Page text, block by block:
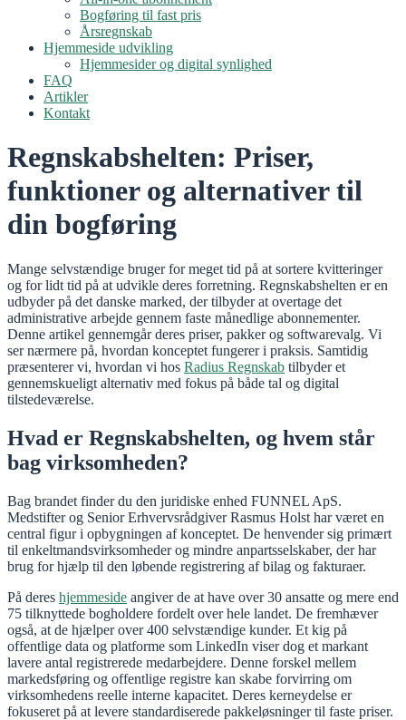
Bogføring til fast pris
Årsregnskab
Hjemmeside udvikling
Hjemmesider og digital synlighed
FAQ
Artikler
Kontakt
Regnskabshelten: Priser,
funktioner og alternativer til
din bogføring
Mange selvstændige bruger for meget tid på at sortere kvitteringer
og for lidt tid på at udvikle deres forretning. Regnskabshelten er en
udbyder på det danske marked, der tilbyder at overtage det
administrative arbejde gennem faste månedlige abonnementer.
Denne artikel gennemgår deres priser, pakker og softwarevalg. Vi
ser nærmere på, hvordan konceptet fungerer i praksis. Samtidig
præsenterer vi, hvordan vi hos Radius Regnskab tilbyder et
gennemskueligt alternativ med fokus på både tal og digital
tilstedeværelse.
Hvad er Regnskabshelten, og hvem står
bag virksomheden?
Bag brandet finder du den juridiske enhed FUNNEL ApS.
Medstifter og Senior Erhvervsrådgiver Rasmus Holst har været en
central figur i opbygningen af konceptet. De henvender sig primært
til enkeltmandsvirksomheder og mindre anpartsselskaber, der har
brug for hjælp til den løbende registrering af bilag og fakturaer.
På deres hjemmeside angiver de at have over 30 ansatte og mere end
75 tilknyttede bogholdere fordelt over hele landet. De fremhæver
også, at de hjælper over 400 selvstændige kunder. Et kig på
offentlige data og platforme som LinkedIn viser dog et markant
lavere antal registrerede medarbejdere. Denne forskel mellem
markedsføring og offentlige registre kan skabe forvirring om
virksomhedens reelle interne kapacitet. Deres kerneydelse er
fokuseret på at levere standardiserede pakkeløsninger til faste priser.